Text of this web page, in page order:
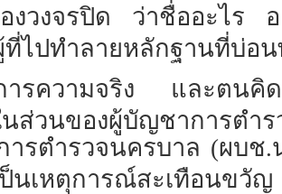
งวงจรปิด
ว่าชื่ออะไร
ที่ไปทำลายหลักฐานที่บ่อน
รความจริง
และตนคิด
นส่วนของผู้บัญชาการตำร
รตำรวจนครบาล (ผบช
นเหตุการณ์สะเทือนขวัญ